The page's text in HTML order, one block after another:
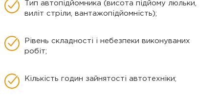
Тип автопідйомника (висота підйому люльки,
виліт стріли, вантажопідйомність);
Рівень складності і небезпеки виконуваних
робіт;
Кількість годин зайнятості автотехніки;